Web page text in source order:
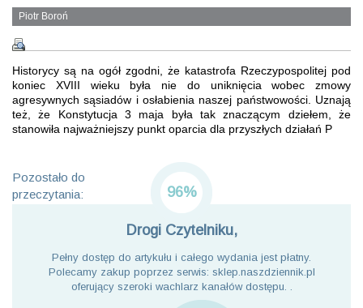
Piotr Boroń
Historycy są na ogół zgodni, że katastrofa Rzeczypospolitej pod
koniec XVIII wieku była nie do uniknięcia wobec zmowy
agresywnych sąsiadów i osłabienia naszej państwowości. Uznają
też, że Konstytucja 3 maja była tak znaczącym dziełem, że
stanowiła najważniejszy punkt oparcia dla przyszłych działań P
Pozostało do
przeczytania:
96%
Drogi Czytelniku,
Pełny dostęp do artykułu i całego wydania jest płatny.
Polecamy zakup poprzez serwis: sklep.naszdziennik.pl
oferujący szeroki wachlarz kanałów dostępu. .